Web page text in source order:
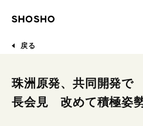
戻る
珠洲原発、共同開発で
長会見 改めて積極姿